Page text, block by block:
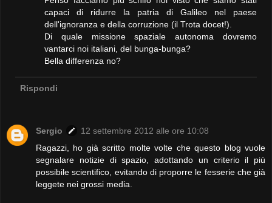
capaci di ridurre la patria di Galileo nel paese
dell'ignoranza e della corruzione (il Trota docet!).
Di quale missione spaziale autonoma dovremo
vantarci noi italiani, del bunga-bunga?
Bella differenza no?
Rispondi
Sergio
12 settembre 2012 alle ore 10:08
Ragazzi, ho già scritto molte volte che questo blog vuole
segnalare notizie di spazio, adottando un criterio il più
possibile scientifico, evitando di proporre le fesserie che già
leggete nei grossi media.